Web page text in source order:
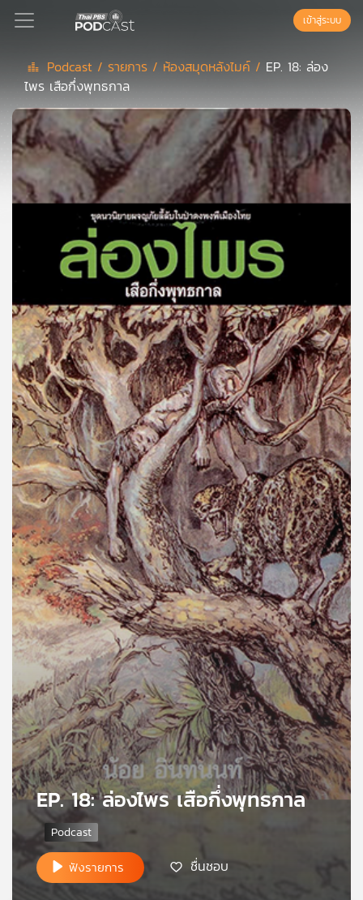
Podcast
เพล
ย์
ลิ
สต์
ลิ
สต์
ของ
คุณ
เพลง
บทความ
ข่าว
และ
กิจกรรม
เกี่ยว
เรา
เครือ
ข่าย
วิทยุ
ไทย
บี
เอส
เข้าสู่ระบบ
Podcast / รายการ / ห้องสมุดหลังไมค์ / EP. 18: ล่อง
ไพร เสือกึ่งพุทธกาล
EP. 18: ล่องไพร เสือกึ่งพุทธกาล
ฟังรายการ ชื่นชอบ